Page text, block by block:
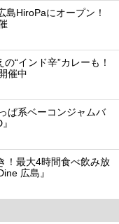
HiroPaにオープン！
“インド辛”カレーも！
催中
ぱ系ベーコンジャムバ
！最大4時間食べ飲み放
広島』